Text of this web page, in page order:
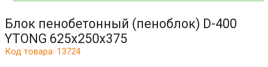
Блок пенобетонный (пеноблок) D-400
YTONG 625х250х375
Код товара: 13724